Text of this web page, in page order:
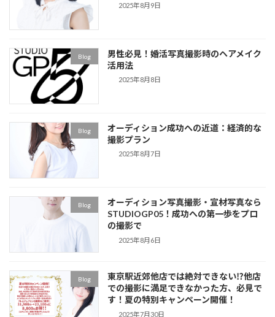
2025年8月9日
Blog
男性必見！婚活写真撮影時のヘアメイク
活用法
2025年8月8日
Blog
オーディション成功への近道：経済的な
撮影プラン
2025年8月7日
Blog
オーディション写真撮影・宣材写真なら
STUDIOGP05！成功への第一歩をプロ
の撮影で
2025年8月6日
Blog
東京駅近郊他店では絶対できない⁉他店
での撮影に満足できなかった方、必見で
す！夏の特別キャンペーン開催！
2025年7月30日